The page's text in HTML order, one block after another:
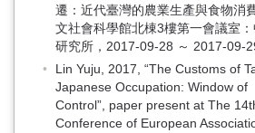
遷：近代臺灣的農業生產與食物消
文社會科學館北棟3樓第一會議室
研究所，2017-09-28 ～ 2017-09-
Lin Yuju, 2017, “The Customs of
Japanese Occupation: Window of
Control”, paper present at The
Conference of European